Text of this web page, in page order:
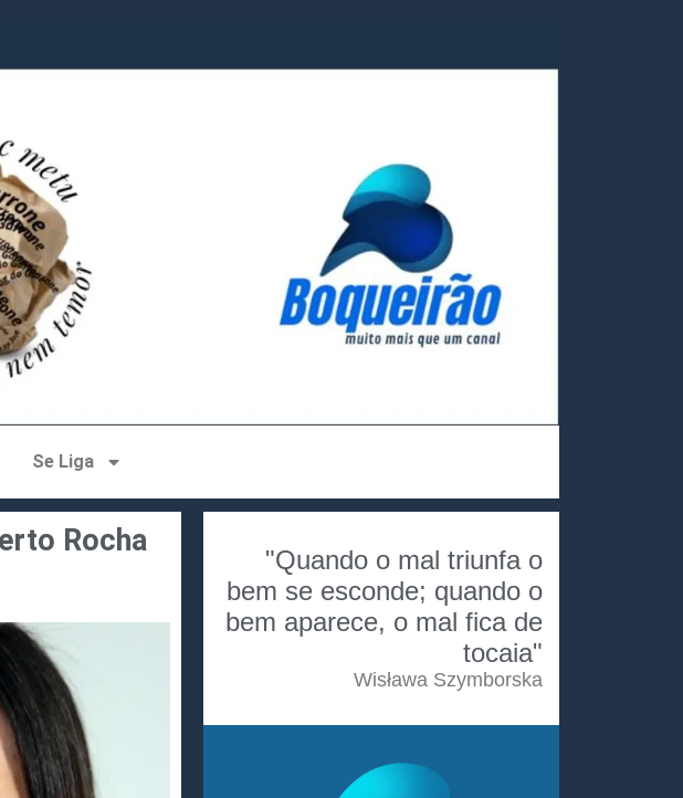
Se Liga
Rocha
"Quando o mal triunfa o
bem se esconde; quando o
bem aparece, o mal fica de
tocaia"
Wisława Szymborska